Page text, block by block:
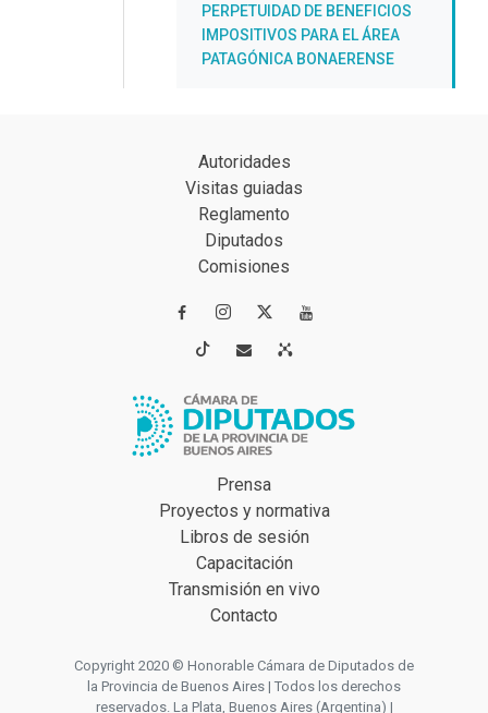
PERPETUIDAD DE BENEFICIOS
IMPOSITIVOS PARA EL ÁREA
PATAGÓNICA BONAERENSE
Autoridades
Visitas guiadas
Reglamento
Diputados
Comisiones
 
 
Prensa
Proyectos y normativa
Libros de sesión
Capacitación
Transmisión en vivo
Contacto
Copyright 2020 © Honorable Cámara de Diputados de
la Provincia de Buenos Aires | Todos los derechos
reservados. La Plata, Buenos Aires (Argentina) |